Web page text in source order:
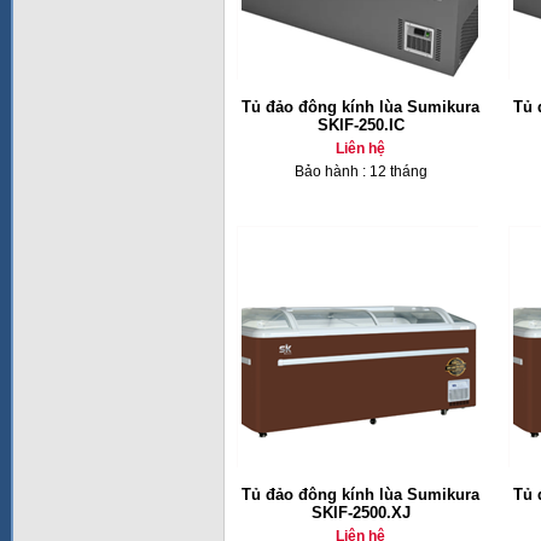
Tủ đảo đông kính lùa Sumikura
SKIF-250.IC
Liên hệ
Bảo hành : 12 tháng
Tủ
Tủ đảo đông kính lùa Sumikura
SKIF-2500.XJ
Liên hệ
Tủ